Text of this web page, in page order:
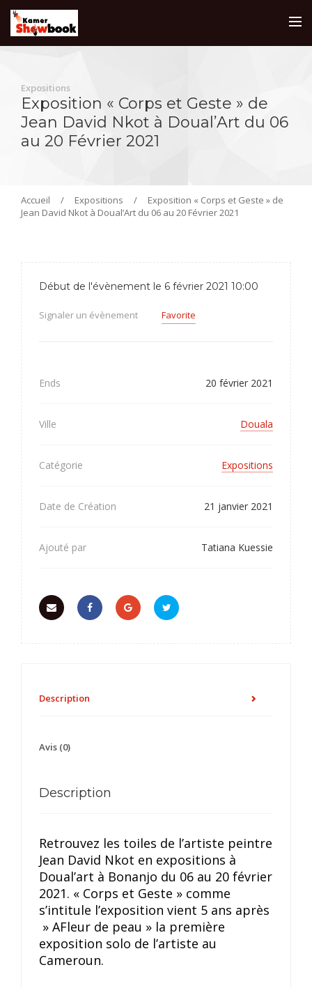
Expositions
Exposition « Corps et Geste » de
Jean David Nkot à Doual’Art du 06
au 20 Février 2021
Accueil / Expositions /
Exposition « Corps et Geste » de
Jean David Nkot à Doual’Art du 06 au 20 Février 2021
Début de l'évènement le 6 février 2021 10:00
Signaler un évènement Favorite
Ends 20 février 2021
Ville Douala
Catégorie Expositions
Date de Création 21 janvier 2021
Ajouté par Tatiana Kuessie
Description
Avis (0)
Description
Retrouvez les toiles de l’artiste peintre
Jean David Nkot en expositions à
Doual’art à Bonanjo du 06 au 20 février
2021. « Corps et Geste » comme
s’intitule l’exposition vient 5 ans après
» AFleur de peau » la première
exposition solo de l’artiste au
Cameroun.